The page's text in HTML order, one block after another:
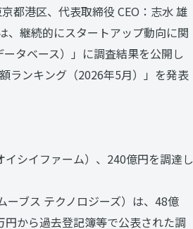
都港区、代表取締役 CEO：志水 雄
継続的にスタートアップ動向に関
タベース）」に調査結果を公開し
ランキング（2026年5月）」を発表
イシイファーム）、240億円を調達し
ムーブス テクノロジーズ）は、48億
から過去登記簿等で公表された調